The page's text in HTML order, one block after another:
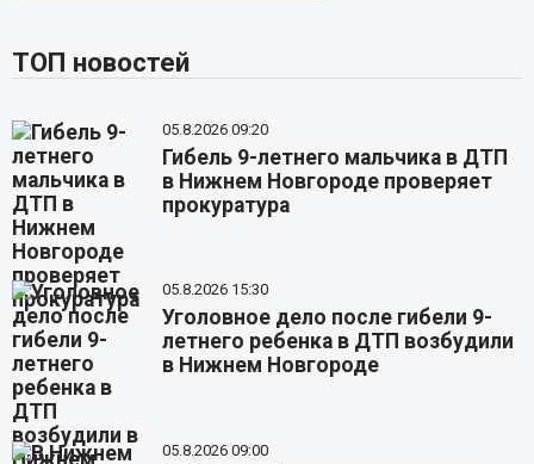
ТОП новостей
05.8.2026 09:20
Гибель 9-летнего мальчика в ДТП
в Нижнем Новгороде проверяет
прокуратура
05.8.2026 15:30
Уголовное дело после гибели 9-
летнего ребенка в ДТП возбудили
в Нижнем Новгороде
05.8.2026 09:00